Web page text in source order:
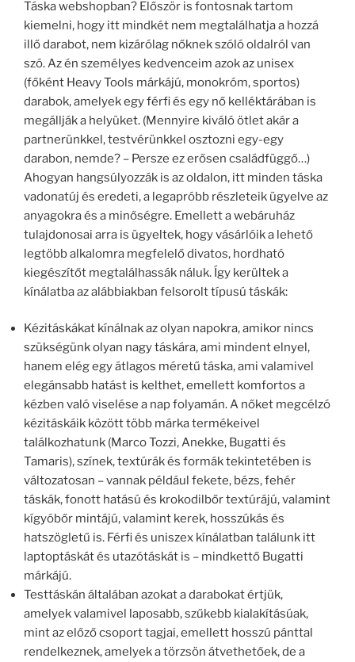
Táska webshopban? Először is fontosnak tartom
kiemelni, hogy itt mindkét nem megtalálhatja a hozzá
illő darabot, nem kizárólag nőknek szóló oldalról van
szó. Az én személyes kedvenceim azok az unisex
(főként Heavy Tools márkájú, monokróm, sportos)
darabok, amelyek egy férfi és egy nő kelléktárában is
megállják a helyüket. (Mennyire kiváló ötlet akár a
partnerünkkel, testvérünkkel osztozni egy-egy
darabon, nemde? – Persze ez erősen családfüggő…)
Ahogyan hangsúlyozzák is az oldalon, itt minden táska
vadonatúj és eredeti, a legapróbb részleteik ügyelve az
anyagokra és a minőségre. Emellett a webáruház
tulajdonosai arra is ügyeltek, hogy vásárlóik a lehető
legtöbb alkalomra megfelelő divatos, hordható
kiegészítőt megtalálhassák náluk. Így kerültek a
kínálatba az alábbiakban felsorolt típusú táskák:
Kézitáskákat kínálnak az olyan napokra, amikor nincs
szükségünk olyan nagy táskára, ami mindent elnyel,
hanem elég egy átlagos méretű táska, ami valamivel
elegánsabb hatást is kelthet, emellett komfortos a
kézben való viselése a nap folyamán. A nőket megcélzó
kézitáskáik között több márka termékeivel
találkozhatunk (Marco Tozzi, Anekke, Bugatti és
Tamaris), színek, textúrák és formák tekintetében is
változatosan – vannak például fekete, bézs, fehér
táskák, fonott hatású és krokodilbőr textúrájú, valamint
kígyóbőr mintájú, valamint kerek, hosszúkás és
hatszögletű is. Férfi és uniszex kínálatban találunk itt
laptoptáskát és utazótáskát is – mindkettő Bugatti
márkájú.
Testtáskán általában azokat a darabokat értjük,
amelyek valamivel laposabb, szűkebb kialakításúak,
mint az előző csoport tagjai, emellett hosszú pánttal
rendelkeznek, amelyek a törzsön átvethetőek, de a